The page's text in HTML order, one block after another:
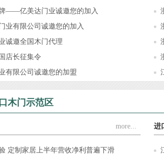
——亿美达门业诚邀您的加入
业有限公司诚邀您的加入
诚邀全国木门代理
店长征集令
有限公司诚邀您的加盟
木门示范区
more...
定制家居上半年营收净利普遍下滑
进